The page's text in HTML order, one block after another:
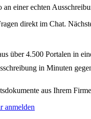
an einer echten
direkt im Chat.
über 4.500 Portalen in
in Minuten
aus Ihrem
anmelden